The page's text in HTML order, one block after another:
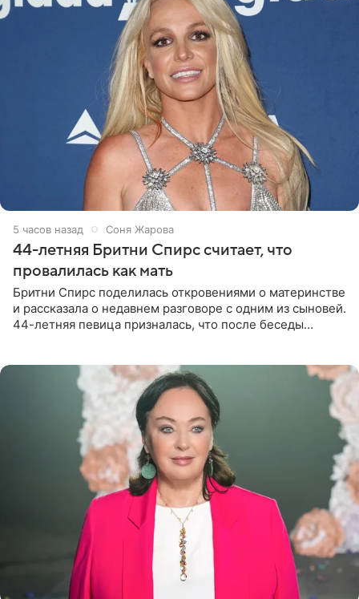
5 часов назад Соня Жарова
44-летняя Бритни Спирс считает, что
провалилась как мать
Бритни Спирс поделилась откровениями о материнстве
и рассказала о недавнем разговоре с одним из сыновей.
44-летняя певица призналась, что после беседы